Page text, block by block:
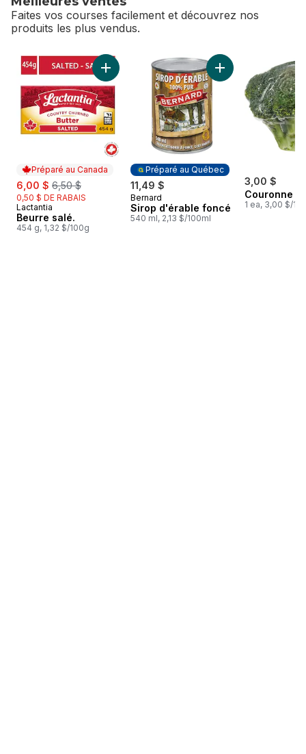
Faites vos courses facilement et découvrez nos
produits les plus vendus.
sauter Meilleures ventes
Préparé au Canada
sale:
6,00 $ , formerly:
6,50 $
0,50 $ DE RABAIS
Préparé au Canada
Lactantia
Beurre salé.
454 g, 1,32 $/100g
Ajouter Beurre salé. au panier
Préparé au Québec
11,49 $
Préparé au Québec
Bernard
Sirop d'érable foncé
540 ml, 2,13 $/100ml
Ajouter Sirop
3,00 $
Couronne
1 ea, 3,00 $/1ch